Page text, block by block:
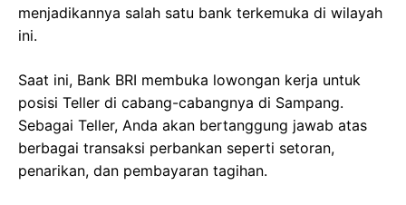
menjadikannya salah satu bank terkemuka di wilayah
ini.
Saat ini, Bank BRI membuka lowongan kerja untuk
posisi Teller di cabang-cabangnya di Sampang.
Sebagai Teller, Anda akan bertanggung jawab atas
berbagai transaksi perbankan seperti setoran,
penarikan, dan pembayaran tagihan.